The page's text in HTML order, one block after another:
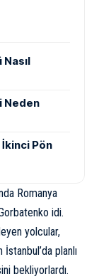
Neden
İkinci Pön
Romanya
idi.
yolcular,
planlı
bekliyorlardı.